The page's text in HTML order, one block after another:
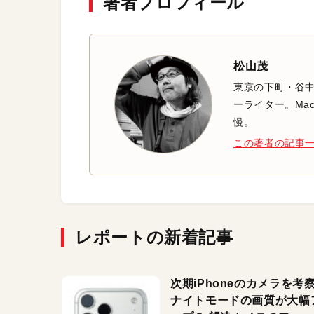
松山茂
東京の下町・谷
ーライター。
慢。
この著者の記事
レポートの新着記事
次期iPhoneのカメラを考
ナイトモードの画質が大幅